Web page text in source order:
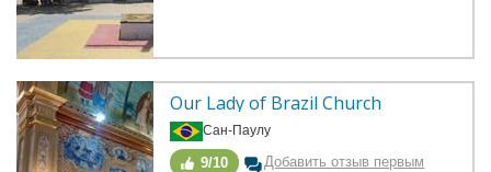
Our Lady of Brazil Church
Сан-Паулу
9/10 Добавить отзыв первым